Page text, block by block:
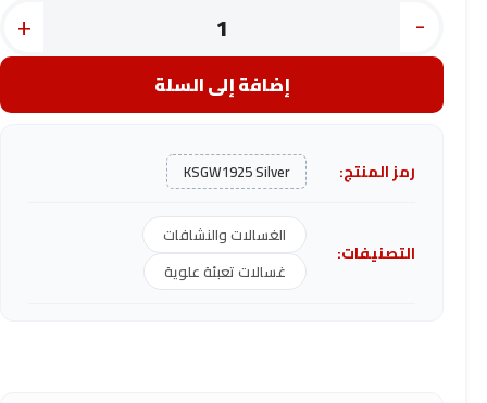
-
+
إضافة إلى السلة
رمز المنتج: KSGW1925 Silver
التصنيفات:
الغسالات والنشافات
غسالات تعبئة علوية